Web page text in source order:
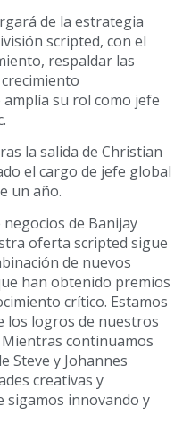
de la estrategia
scripted, con el
respaldar las
su rol como jefe
la salida de Christian
el cargo de jefe global
un año.
de Banijay
oferta scripted sigue
de nuevos
han obtenido premios
crítico. Estamos
los logros de nuestros
continuamos
Steve y Johannes
creativas y
sigamos innovando y